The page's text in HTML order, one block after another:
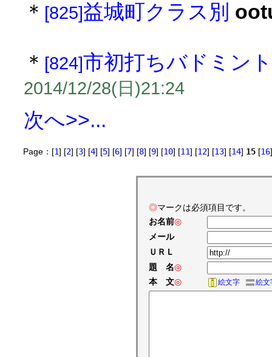
＊ [825]益城町クラス別
＊ [824]市初打ちバドミン
2014/12/28(日)21:24
次へ>>...
Page：[1] [2] [3] [4] [5] [6] [7] [8] [9] [10] [11] [12] [13] [14] 15 [16
◎マークは必須項目です。
お名前◎
メール
ＵＲＬ
題 名◎
本 文◎ 絵文字 絵文